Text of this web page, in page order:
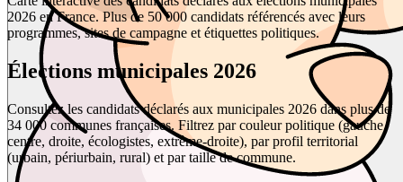
2026 en France. Plus de 50 000 candidats référencés avec leurs
programmes, sites de campagne et étiquettes politiques.
Élections municipales 2026
Consultez les candidats déclarés aux municipales 2026 dans plus de
34 000 communes françaises. Filtrez par couleur politique (gauche,
centre, droite, écologistes, extrême-droite), par profil territorial
(urbain, périurbain, rural) et par taille de commune.